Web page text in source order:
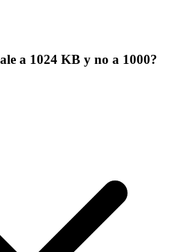
a 1024 KB y no a 1000?